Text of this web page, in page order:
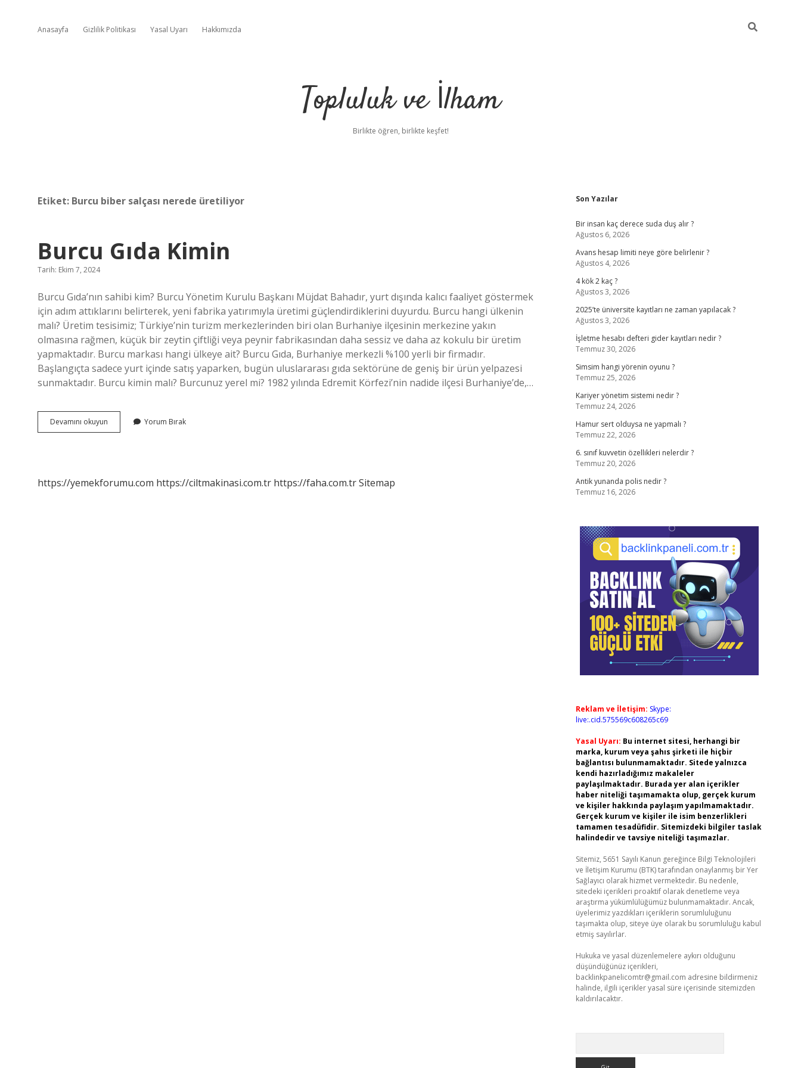
Anasayfa Gizlilik Politikası Yasal Uyarı Hakkımızda
Topluluk ve İlham
Birlikte öğren, birlikte keşfet!
Etiket: Burcu biber salçası nerede üretiliyor
Burcu Gıda Kimin
Tarih: Ekim 7, 2024
Burcu Gıda’nın sahibi kim? Burcu Yönetim Kurulu Başkanı Müjdat Bahadır, yurt dışında kalıcı faaliyet göstermek
için adım attıklarını belirterek, yeni fabrika yatırımıyla üretimi güçlendirdiklerini duyurdu. Burcu hangi ülkenin
malı? Üretim tesisimiz; Türkiye’nin turizm merkezlerinden biri olan Burhaniye ilçesinin merkezine yakın
olmasına rağmen, küçük bir zeytin çiftliği veya peynir fabrikasından daha sessiz ve daha az kokulu bir üretim
yapmaktadır. Burcu markası hangi ülkeye ait? Burcu Gıda, Burhaniye merkezli %100 yerli bir firmadır.
Başlangıçta sadece yurt içinde satış yaparken, bugün uluslararası gıda sektörüne de geniş bir ürün yelpazesi
sunmaktadır. Burcu kimin malı? Burcunuz yerel mi? 1982 yılında Edremit Körfezi’nin nadide ilçesi Burhaniye’de,…
Devamını okuyun
Gıda
Yorum Bırak
https://yemekforumu.com https://ciltmakinasi.com.tr https://faha.com.trSitemap
Sidebar
Son Yazılar
Bir insan kaç derece suda duş alır ?
Ağustos 6, 2026
Avans hesap limiti neye göre belirlenir ?
Ağustos 4, 2026
4 kök 2 kaç ?
Ağustos 3, 2026
2025’te üniversite kayıtları ne zaman yapılacak ?
Ağustos 3, 2026
İşletme hesabı defteri gider kayıtları nedir ?
Temmuz 30, 2026
Simsim hangi yörenin oyunu ?
Temmuz 25, 2026
Kariyer yönetim sistemi nedir ?
Temmuz 24, 2026
Hamur sert olduysa ne yapmalı ?
Temmuz 22, 2026
6. sınıf kuvvetin özellikleri nelerdir ?
Temmuz 20, 2026
Antik yunanda polis nedir ?
Temmuz 16, 2026
Reklam ve İletişim: Skype:
live:.cid.575569c608265c69
Yasal Uyarı: Bu internet sitesi, herhangi bir
marka, kurum veya şahıs şirketi ile hiçbir
bağlantısı bulunmamaktadır. Sitede yalnızca
kendi hazırladığımız makaleler
paylaşılmaktadır. Burada yer alan içerikler
haber niteliği taşımamakta olup, gerçek kurum
ve kişiler hakkında paylaşım yapılmamaktadır.
Gerçek kurum ve kişiler ile isim benzerlikleri
tamamen tesadüfidir. Sitemizdeki bilgiler taslak
halindedir ve tavsiye niteliği taşımazlar.
Sitemiz, 5651 Sayılı Kanun gereğince Bilgi Teknolojileri
ve İletişim Kurumu (BTK) tarafından onaylanmış bir Yer
Sağlayıcı olarak hizmet vermektedir. Bu nedenle,
sitedeki içerikleri proaktif olarak denetleme veya
araştırma yükümlülüğümüz bulunmamaktadır. Ancak,
üyelerimiz yazdıkları içeriklerin sorumluluğunu
taşımakta olup, siteye üye olarak bu sorumluluğu kabul
etmiş sayılırlar.
Hukuka ve yasal düzenlemelere aykırı olduğunu
düşündüğünüz içerikleri,
backlinkpanelicomtr@gmail.com adresine bildirmeniz
halinde, ilgili içerikler yasal süre içerisinde sitemizden
kaldırılacaktır.